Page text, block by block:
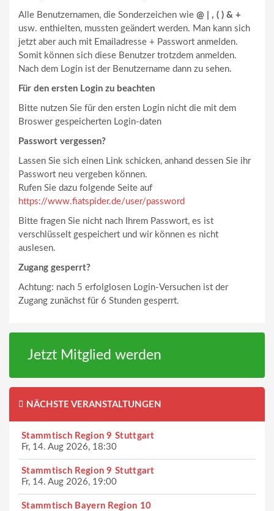
Alle Benutzernamen, die Sonderzeichen wie @ | , ( ) & +
usw. enthielten, mussten geändert werden. Man kann sich
jetzt aber auch mit Emailadresse + Passwort anmelden.
Somit können sich diese Benutzer trotzdem anmelden.
Nach dem Login ist der Benutzername dann zu sehen.
Für den ersten Login zu beachten
Bitte nutzen Sie für den ersten Login nicht die mit dem
Broswer gespeicherten Login-daten
Passwort vergessen?
Lassen Sie sich einen Link schicken, anhand dessen Sie ihr
Passwort neu vergeben können.
Rufen Sie dazu folgende Seite auf
https://www.fiatspider.de/user/password
Bitte fragen Sie nicht nach Ihrem Passwort, es ist
verschlüsselt gespeichert und wir können es nicht
auslesen.
Zugang gesperrt?
Achtung: nach 5 erfolglosen Login-Versuchen ist der
Zugang zunächst für 6 Stunden gesperrt.
Jetzt Mitglied werden
NÄCHSTE VERANSTALTUNGEN
Stammtisch Region 9 Stuttgart
Fr, 14. Aug 2026, 18:30
Stammtisch Region 9 Stuttgart
Fr, 14. Aug 2026, 19:00
Stammtisch Bayern Region 10